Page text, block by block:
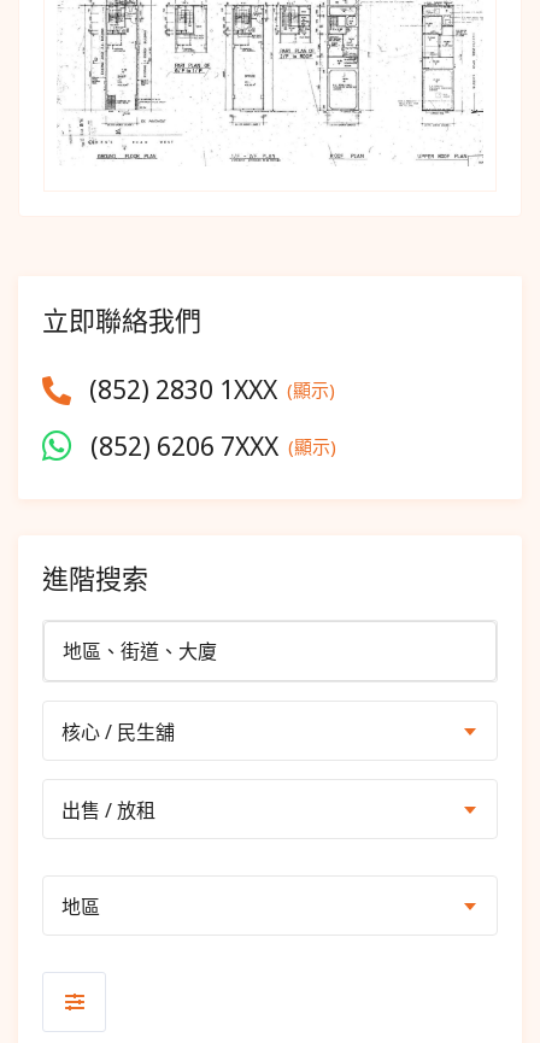
立即聯絡我們
(852) 2830 1XXX (顯示)
(852) 6206 7XXX (顯示)
進階搜索
核心 / 民生舖
出售 / 放租
地區